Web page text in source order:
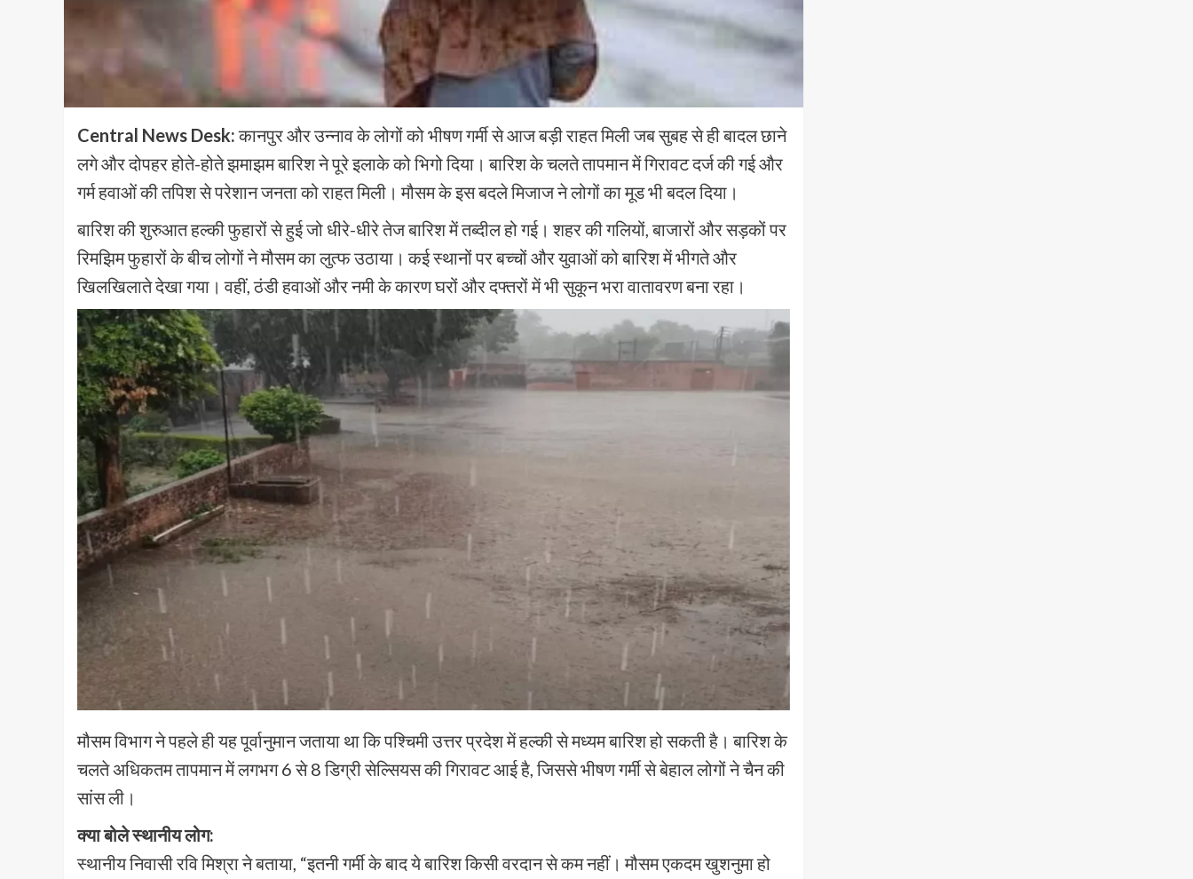
Central News Desk:कानपुर और उन्नाव के लोगों को भीषण गर्मी से आज बड़ी राहत मिली जब सुबह से ही बादल छाने
लगे और दोपहर होते-होते झमाझम बारिश ने पूरे इलाके को भिगो दिया। बारिश के चलते तापमान में गिरावट दर्ज की गई और
गर्म हवाओं की तपिश से परेशान जनता को राहत मिली। मौसम के इस बदले मिजाज ने लोगों का मूड भी बदल दिया।
बारिश की शुरुआत हल्की फुहारों से हुई जो धीरे-धीरे तेज बारिश में तब्दील हो गई। शहर की गलियों, बाजारों और सड़कों पर
रिमझिम फुहारों के बीच लोगों ने मौसम का लुत्फ उठाया। कई स्थानों पर बच्चों और युवाओं को बारिश में भीगते और
खिलखिलाते देखा गया। वहीं, ठंडी हवाओं और नमी के कारण घरों और दफ्तरों में भी सुकून भरा वातावरण बना रहा।
मौसम विभाग ने पहले ही यह पूर्वानुमान जताया था कि पश्चिमी उत्तर प्रदेश में हल्की से मध्यम बारिश हो सकती है। बारिश के
चलते अधिकतम तापमान में लगभग 6 से 8 डिग्री सेल्सियस की गिरावट आई है, जिससे भीषण गर्मी से बेहाल लोगों ने चैन की
सांस ली।
क्या बोले स्थानीय लोग:
स्थानीय निवासी रवि मिश्रा ने बताया, “इतनी गर्मी के बाद ये बारिश किसी वरदान से कम नहीं। मौसम एकदम खुशनुमा हो